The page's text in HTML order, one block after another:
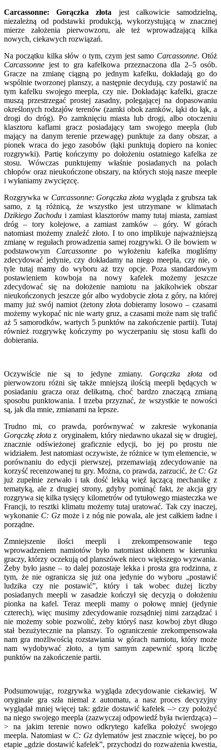
Carcassonne: Gorączka złota jest całkowicie samodzielną,
niezależną od podstawki produkcją, wykorzystującą w znacznej
mierze założenia pierwowzoru, ale też wprowadzającą kilka
nowych, ciekawych rozwiązań.
Na początku kilka słów o tym, czym jest samo Carcassonne. Otóż
Carcassonne jest to gra kafelkowa przeznaczona dla 2–5 osób.
Gracze na zmianę ciągną po jednym kafelku, dokładają go do
wspólnie tworzonej planszy, a następnie decydują, czy postawić na
tym kafelku swojego meepla, czy nie. Dokładając kafelki, gracze
muszą przestrzegać prostej zasadny, polegającej na dopasowaniu
określonych rodzajów terenów (zamki obok zamków, łąki do łąk, a
drogi do dróg). Po zamknięciu miasta lub drogi, albo otoczeniu
klasztoru kaflami gracz posiadający tam swojego meepla (lub
mający na danym terenie przewagę) punktuje za dany obszar, a
pionek wraca do jego zasobów (łąki punktują dopiero na koniec
rozgrywki). Partię kończymy po dołożeniu ostatniego kafelka ze
stosu. Wówczas punktujemy właśnie posiadanych na polach
chłopów oraz nieukończone obszary, na których stoją nasze meeple
i wyłaniamy zwycięzcę.
Rozgrywka w Carcassonne: Gorączka złota wygląda z grubsza tak
samo, z tą różnicą, że wszystko jest utrzymane w klimatach
Dzikiego Zachodu i zamiast klasztorów mamy tutaj miasta, zamiast
dróg – tory kolejowe, a zamiast zamków – góry. W górach
natomiast możemy znaleźć złoto. I to ono implikuje najważniejszą
zmianę w regułach prowadzenia samej rozgrywki. O ile bowiem w
podstawowym Carcassonne po wyłożeniu kafelka mogliśmy
zdecydować jedynie, czy dokładamy na niego meepla, czy nie, o
tyle tutaj mamy do wyboru aż trzy opcje. Poza standardowym
postawieniem kowboja na nowy kafelek możemy jeszcze
zdecydować się na dołożenie namiotu na jakikolwiek obszar
nieukończonych jeszcze gór albo wydobycie złota z góry, na której
mamy już swój namiot (żetony złota dobieramy losowo – czasami
możemy wykopać nic nie warty gruz, a czasami może nam się trafić
aż 5 samorodków, wartych 5 punktów na zakończenie partii). Tutaj
również rozgrywkę kończymy po wyczerpaniu się stosu kafli do
dobierania.
Oczywiście nie są to jedyne zmiany. Gorączka złotaod
pierwowzoru różni się także mniejszą ilością meepli będących w
posiadaniu gracza oraz delikatną, choć bardzo znaczącą zmianą
sposobu punktowania. I trzeba przyznać, że wszystkie te nowości
są, jak dla mnie, zmianami na lepsze.
Trudno mi, co prawda, porównywać w zakresie wykonania
Gorączkę złotaz oryginałem, który niedawno ukazał się w drugiej,
znacznie odświeżonej graficznie edycji, bo jej po prostu nie
widziałem. Jest natomiast oczywiste, że różnice w tym elemencie, w
porównaniu do edycji pierwszej, przemawiają zdecydowanie na
korzyść recenzowanej tu gry. Można, co prawda, zarzucić, że C: Gz
już zupełnie zerwało i tak dość lekką więź łączącą mechanikę z
tematyką, ale z drugiej strony, gdyby pominąć fakt, że akcja gry
rozgrywa się kilka tysięcy kilometrów od tytułowego miasteczka we
Francji, to resztki klimatu możemy tutaj uratować. Tak czy inaczej,
wykonanie C: Gzmoże i z nóg nie powala, ale jest całkiem ładne i
porządne.
Zmniejszenie ilości meepli i zrekompensowanie tego
wprowadzeniem namiotów było natomiast ukłonem w kierunku
graczy, którzy oczekują od planszówek nieco większego wyzwania.
Żeby było jasne – to dalej pozostaje lekka i prosta gra rodzinna, z
tym, że nie ogranicza się już ona jedynie do wyboru „postawić
ludzika czy nie postawić”, który i tak wobec dużej liczby
posiadanych meepli w zasadzie kończył się decyzją o dołożeniu
pionka na kafel. Teraz meepli mamy o połowę mniej (jedynie
czterech), więc musimy zdecydowanie rozsądniej nimi zarządzać i
nie możemy sobie pozwolić, żeby któryś nasz kowboj zbyt długo
stał bezużytecznie na planszy. To ograniczenie zrekompensowała
nam gra możliwością rozstawiania w górach namiotu, który może
nam wydobywać złoto, a tym samym zapewnić sporą liczbę
punktów na zakończenie partii.
Podsumowując, rozgrywka wygląda zdecydowanie ciekawiej. W
oryginale gra szła niemal z automatu, a nasz proces decyzyjny
wyglądał mniej więcej tak: gdzie dostawić kafelek –> czy położyć
na niego swojego meepla (zazwyczaj odpowiedź była twierdząca) –
> na jakim terenie nowo odkrytego kafelka położyć swojego
meepla. Natomiast w C: Gz dylematów jest znacznie więcej, bo po
etapie „gdzie dostawić kafelek”, przychodzi do rozważenia kwestia,